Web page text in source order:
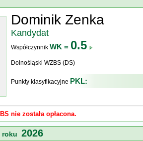
Dominik Zenka
Kandydat
Współczynnik WK = 0.5
Dolnośląski WZBS (DS)
Punkty klasyfikacyjne PKL:
nie została opłacona.
roku 2026